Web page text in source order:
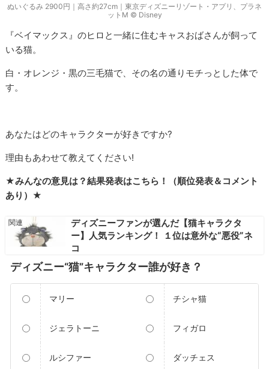
ぬいぐるみ 2900円｜高さ約27cm｜東京ディズニーリゾート・アプリ、プラネ
ットM © Disney
『ベイマックス』のヒロと一緒に住むキャスおばさんが飼って
いる猫。
白・オレンジ・黒の三毛猫で、その名の通りモチっとした体で
す。
あなたはどのキャラクターが好きですか?
理由もあわせて教えてください!
★みんなの意見は？結果発表はこちら！（順位発表＆コメント
あり）★
ディズニーファンが選んだ【猫キャラクタ
ー】人気ランキング！ １位は意外な“悪役”ネ
コ